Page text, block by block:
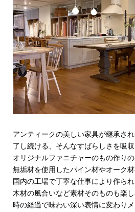
アンティークの美しい家具が継承さ
了し続ける、そんなすばらしさを吸
オリジナルファニチャーのもの作りの
無垢材を使用したパイン材やオーク
国内の工場で丁寧な仕事により作ら
木材の風合いなど素材そのものも楽し
時の経過で味わい深い表情に変わり